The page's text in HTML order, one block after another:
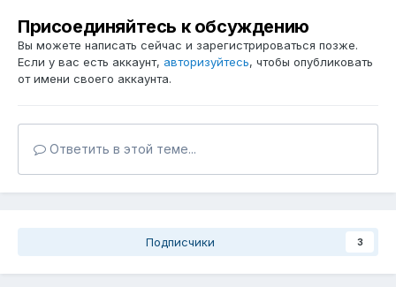
Присоединяйтесь к обсуждению
Вы можете написать сейчас и зарегистрироваться позже.
Если у вас есть аккаунт, авторизуйтесь, чтобы опубликовать
от имени своего аккаунта.
Ответить в этой теме...
Подписчики 3